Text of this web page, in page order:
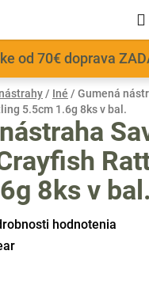
od 70€ doprava
/ Iné / Gumená
5.5cm 1.6g 8ks v bal.
8ks v bal.
hodnotenia